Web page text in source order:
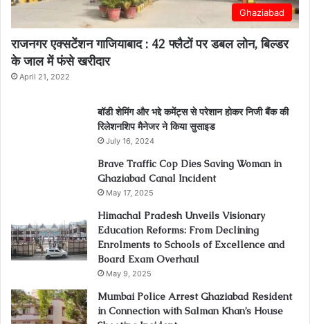
Ghaziabad
राजनगर एक्सटेंशन गाजियाबाद : 42 फ्लैटों पर डबल लोन, बिल्डर
के जाल में फंसे खरीदार
April 21, 2022
बॉडी शेमिंग और भद्दे कमेंट्स से परेशान होकर निजी बैंक की
रिलेशनशिप मैनेजर ने किया सुसाइड
July 16, 2024
Brave Traffic Cop Dies Saving Woman in
Ghaziabad Canal Incident
May 17, 2025
Himachal Pradesh Unveils Visionary
Education Reforms: From Declining
Enrolments to Schools of Excellence and
Board Exam Overhaul
May 9, 2025
Mumbai Police Arrest Ghaziabad Resident
in Connection with Salman Khan’s House